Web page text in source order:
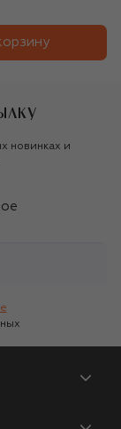
новинках и